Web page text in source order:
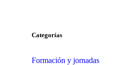
Categorías
Formación y jornadas